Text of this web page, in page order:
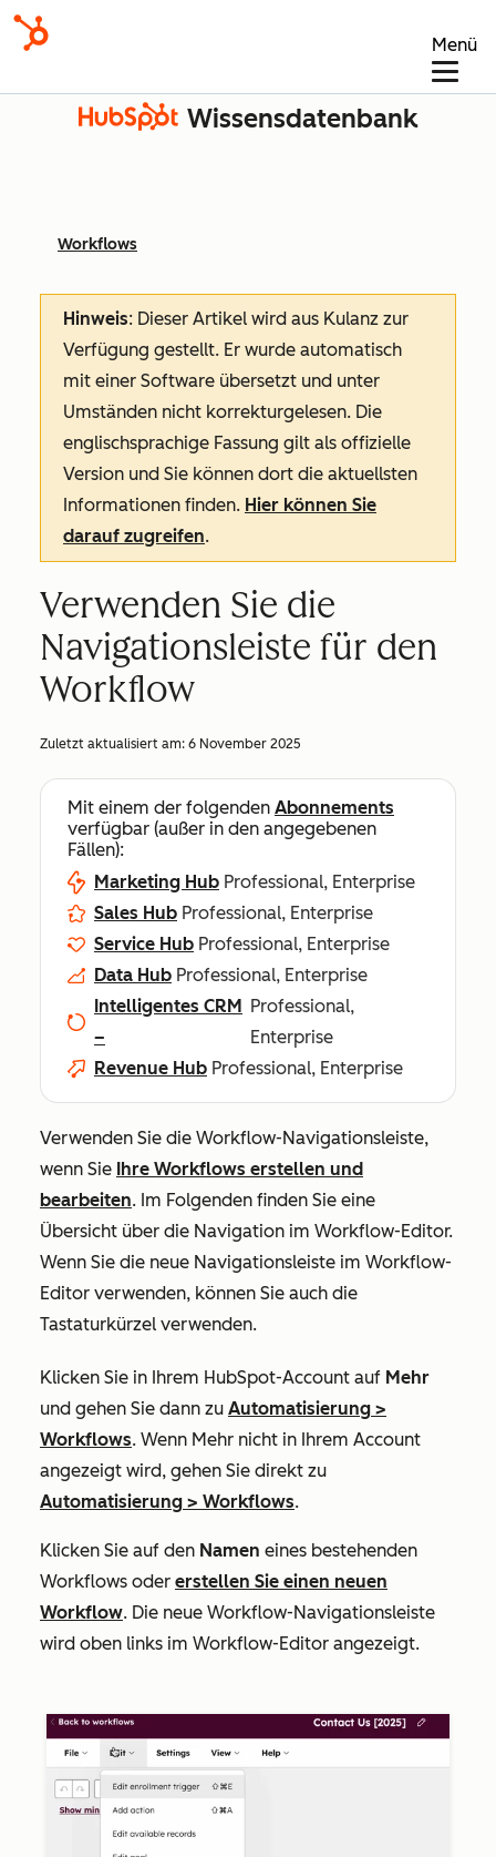
Menü
Wissensdatenbank
Workflows
Hinweis: Dieser Artikel wird aus Kulanz zur
Verfügung gestellt. Er wurde automatisch
mit einer Software übersetzt und unter
Umständen nicht korrekturgelesen. Die
englischsprachige Fassung gilt als offizielle
Version und Sie können dort die aktuellsten
Informationen finden. Hier können Sie
darauf zugreifen.
Verwenden Sie die
Navigationsleiste für den
Workflow
Zuletzt aktualisiert am: 6 November 2025
Mit einem der folgenden Abonnements
verfügbar (außer in den angegebenen
Fällen):
Marketing Hub Professional, Enterprise
Sales Hub Professional, Enterprise
Service Hub Professional, Enterprise
Data Hub Professional, Enterprise
Intelligentes CRM
–
Professional,
Enterprise
Revenue Hub Professional, Enterprise
Verwenden Sie die Workflow-Navigationsleiste,
wenn Sie Ihre Workflows erstellen und
bearbeiten. Im Folgenden finden Sie eine
Übersicht über die Navigation im Workflow-Editor.
Wenn Sie die neue Navigationsleiste im Workflow-
Editor verwenden, können Sie auch die
Tastaturkürzel verwenden.
Klicken Sie in Ihrem HubSpot-Account auf Mehr
und gehen Sie dann zu Automatisierung >
Workflows. Wenn Mehr nicht in Ihrem Account
angezeigt wird, gehen Sie direkt zu
Automatisierung > Workflows.
Klicken Sie auf den Namen eines bestehenden
Workflows oder erstellen Sie einen neuen
Workflow. Die neue Workflow-Navigationsleiste
wird oben links im Workflow-Editor angezeigt.